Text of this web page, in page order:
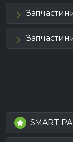
SMART